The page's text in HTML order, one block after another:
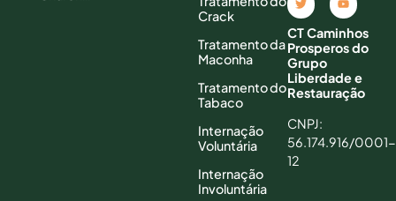
Crack
Tratamento da
Maconha
Tratamento do
Tabaco
Internação
Voluntária
Internação
Involuntária
CT Caminhos
Prosperos do
Grupo
Liberdade e
Restauração
CNPJ:
56.174.916/0001-
12